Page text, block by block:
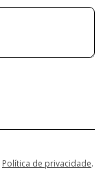
Política de privacidade.